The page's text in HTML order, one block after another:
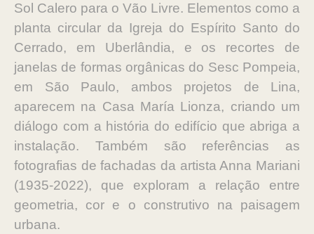
Sol Calero para o Vão Livre. Elementos como a
planta circular da Igreja do Espírito Santo do
Cerrado, em Uberlândia, e os recortes de
janelas de formas orgânicas do Sesc Pompeia,
em São Paulo, ambos projetos de Lina,
aparecem na Casa María Lionza, criando um
diálogo com a história do edifício que abriga a
instalação. Também são referências as
fotografias de fachadas da artista Anna Mariani
(1935-2022), que exploram a relação entre
geometria, cor e o construtivo na paisagem
urbana.